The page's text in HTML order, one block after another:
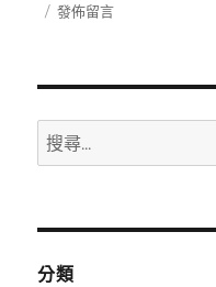
佈 在
發佈留言
搜
尋
鍵
分類